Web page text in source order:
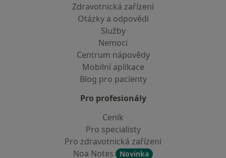
Zdravotnická zařízení
Otázky a odpovědi
Služby
Nemoci
Centrum nápovědy
Mobilní aplikace
Blog pro pacienty
Pro profesionály
Ceník
Pro specialisty
Pro zdravotnická zařízení
Noa Notes
Novinka